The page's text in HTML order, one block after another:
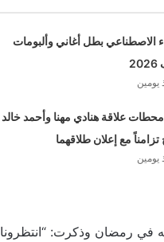
الاصطناعي بطل أغاني وألبومات
يومين
محطات علاقة هنادي مهنا وأحمد خالد
مع إعلان طلاقهما
يومين
في رمضان وذكرت: “انتظرونا